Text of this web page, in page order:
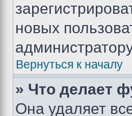
новых
Вернуться к началу
» Что делает
Она удаляет